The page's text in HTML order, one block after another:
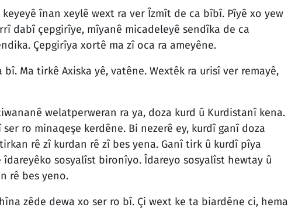
keyeyê înan xeylê wext ra ver Îzmît de ca bîbî. Pîyê xo yew
dabî çepgirîye, mîyanê micadeleyê sendîka de ca
Çepgirîya xortê ma zî oca ra ameyêne.
bî. Ma tirkê Axiska yê, vatêne. Wextêk ra urisî ver remayê,
welatperweran ra ya, doza kurd û Kurdistanî kena.
ro minaqeşe kerdêne. Bi nezerê ey, kurdî ganî doza
rê zî kurdan rê zî bes yena. Ganî tirk û kurdî pîya
sosyalîst bironîyo. Îdareyo sosyalîst hewtay û
rê bes yeno.
zêde dewa xo ser ro bî. Çi wext ke ta biardêne ci, hema